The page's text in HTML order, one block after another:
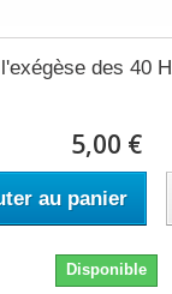
des 40
5,00 €
au panier
Disponible